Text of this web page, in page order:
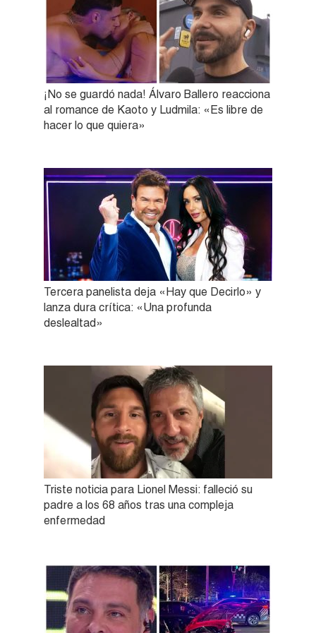
¡No se guardó nada! Álvaro Ballero reacciona
al romance de Kaoto y Ludmila: «Es libre de
hacer lo que quiera»
Tercera panelista deja «Hay que Decirlo» y
lanza dura crítica: «Una profunda
deslealtad»
Triste noticia para Lionel Messi: falleció su
padre a los 68 años tras una compleja
enfermedad